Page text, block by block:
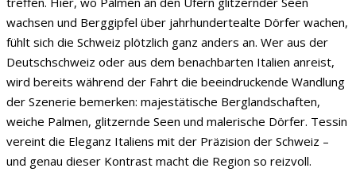
wachsen und Berggipfel über jahrhundertealte Dörfer wachen,
fühlt sich die Schweiz plötzlich ganz anders an. Wer aus der
Deutschschweiz oder aus dem benachbarten Italien anreist,
wird bereits während der Fahrt die beeindruckende Wandlung
der Szenerie bemerken: majestätische Berglandschaften,
weiche Palmen, glitzernde Seen und malerische Dörfer. Tessin
vereint die Eleganz Italiens mit der Präzision der Schweiz –
und genau dieser Kontrast macht die Region so reizvoll.